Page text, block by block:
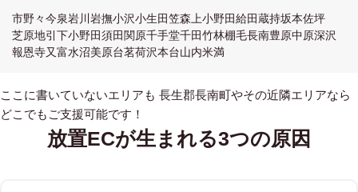
市野々今泉岩川 岩撫小沢小生田笠森 上小野田給田蔵持坂本佐坪
芝原地引 下小野田須田 関原千手堂千田竹林棚毛長南豊原中原深沢
報恩寺又富水沼美原台茗荷沢本台山内米満
ここに書いていないエリアも 長生郡長南町やその近隣エリアなら
どこでもご支援可能です！
放置ECが生まれる3つの原因